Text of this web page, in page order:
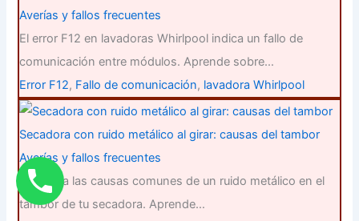
Averías y fallos frecuentes
El error F12 en lavadoras Whirlpool indica un fallo de
comunicación entre módulos. Aprende sobre…
Error F12, Fallo de comunicación, lavadora Whirlpool
Secadora con ruido metálico al girar: causas del tambor
Averías y fallos frecuentes
Identifica las causas comunes de un ruido metálico en el
tambor de tu secadora. Aprende…